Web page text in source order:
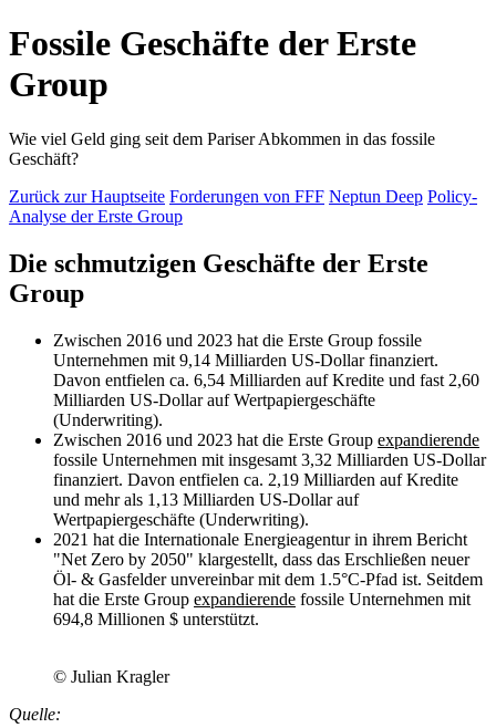
Fossile Geschäfte der Erste
Group
Wie viel Geld ging seit dem Pariser Abkommen in das fossile
Geschäft?
Zurück zur Hauptseite Forderungen von FFF Neptun Deep Policy-
Analyse der Erste Group
Die schmutzigen Geschäfte der Erste
Group
Zwischen 2016 und 2023 hat die Erste Group fossile
Unternehmen mit 9,14 Milliarden US-Dollar finanziert.
Davon entfielen ca. 6,54 Milliarden auf Kredite und fast 2,60
Milliarden US-Dollar auf Wertpapiergeschäfte
(Underwriting).
Zwischen 2016 und 2023 hat die Erste Group expandierende
fossile Unternehmen mit insgesamt 3,32 Milliarden US-Dollar
finanziert. Davon entfielen ca. 2,19 Milliarden auf Kredite
und mehr als 1,13 Milliarden US-Dollar auf
Wertpapiergeschäfte (Underwriting).
2021 hat die Internationale Energieagentur in ihrem Bericht
"Net Zero by 2050" klargestellt, dass das Erschließen neuer
Öl- & Gasfelder unvereinbar mit dem 1.5°C-Pfad ist. Seitdem
hat die Erste Group expandierende fossile Unternehmen mit
694,8 Millionen $ unterstützt.
© Julian Kragler
Quelle: